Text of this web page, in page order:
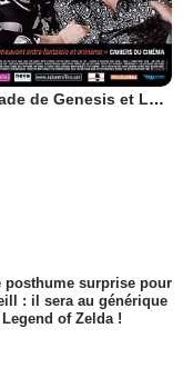
La Ballade de Genesis et Lady Jaye
posthume surprise pour
: il sera au générique
of Zelda !